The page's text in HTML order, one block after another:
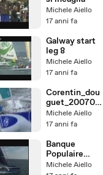
Michele Aiello
17 anni fa
Galway start
leg 8
Michele Aiello
17 anni fa
Corentin_dou
guet_200703
29_14H09_0F
igaro 2007
Michele Aiello
17 anni fa
Banque
Populaire
Record in
Michele Aiello